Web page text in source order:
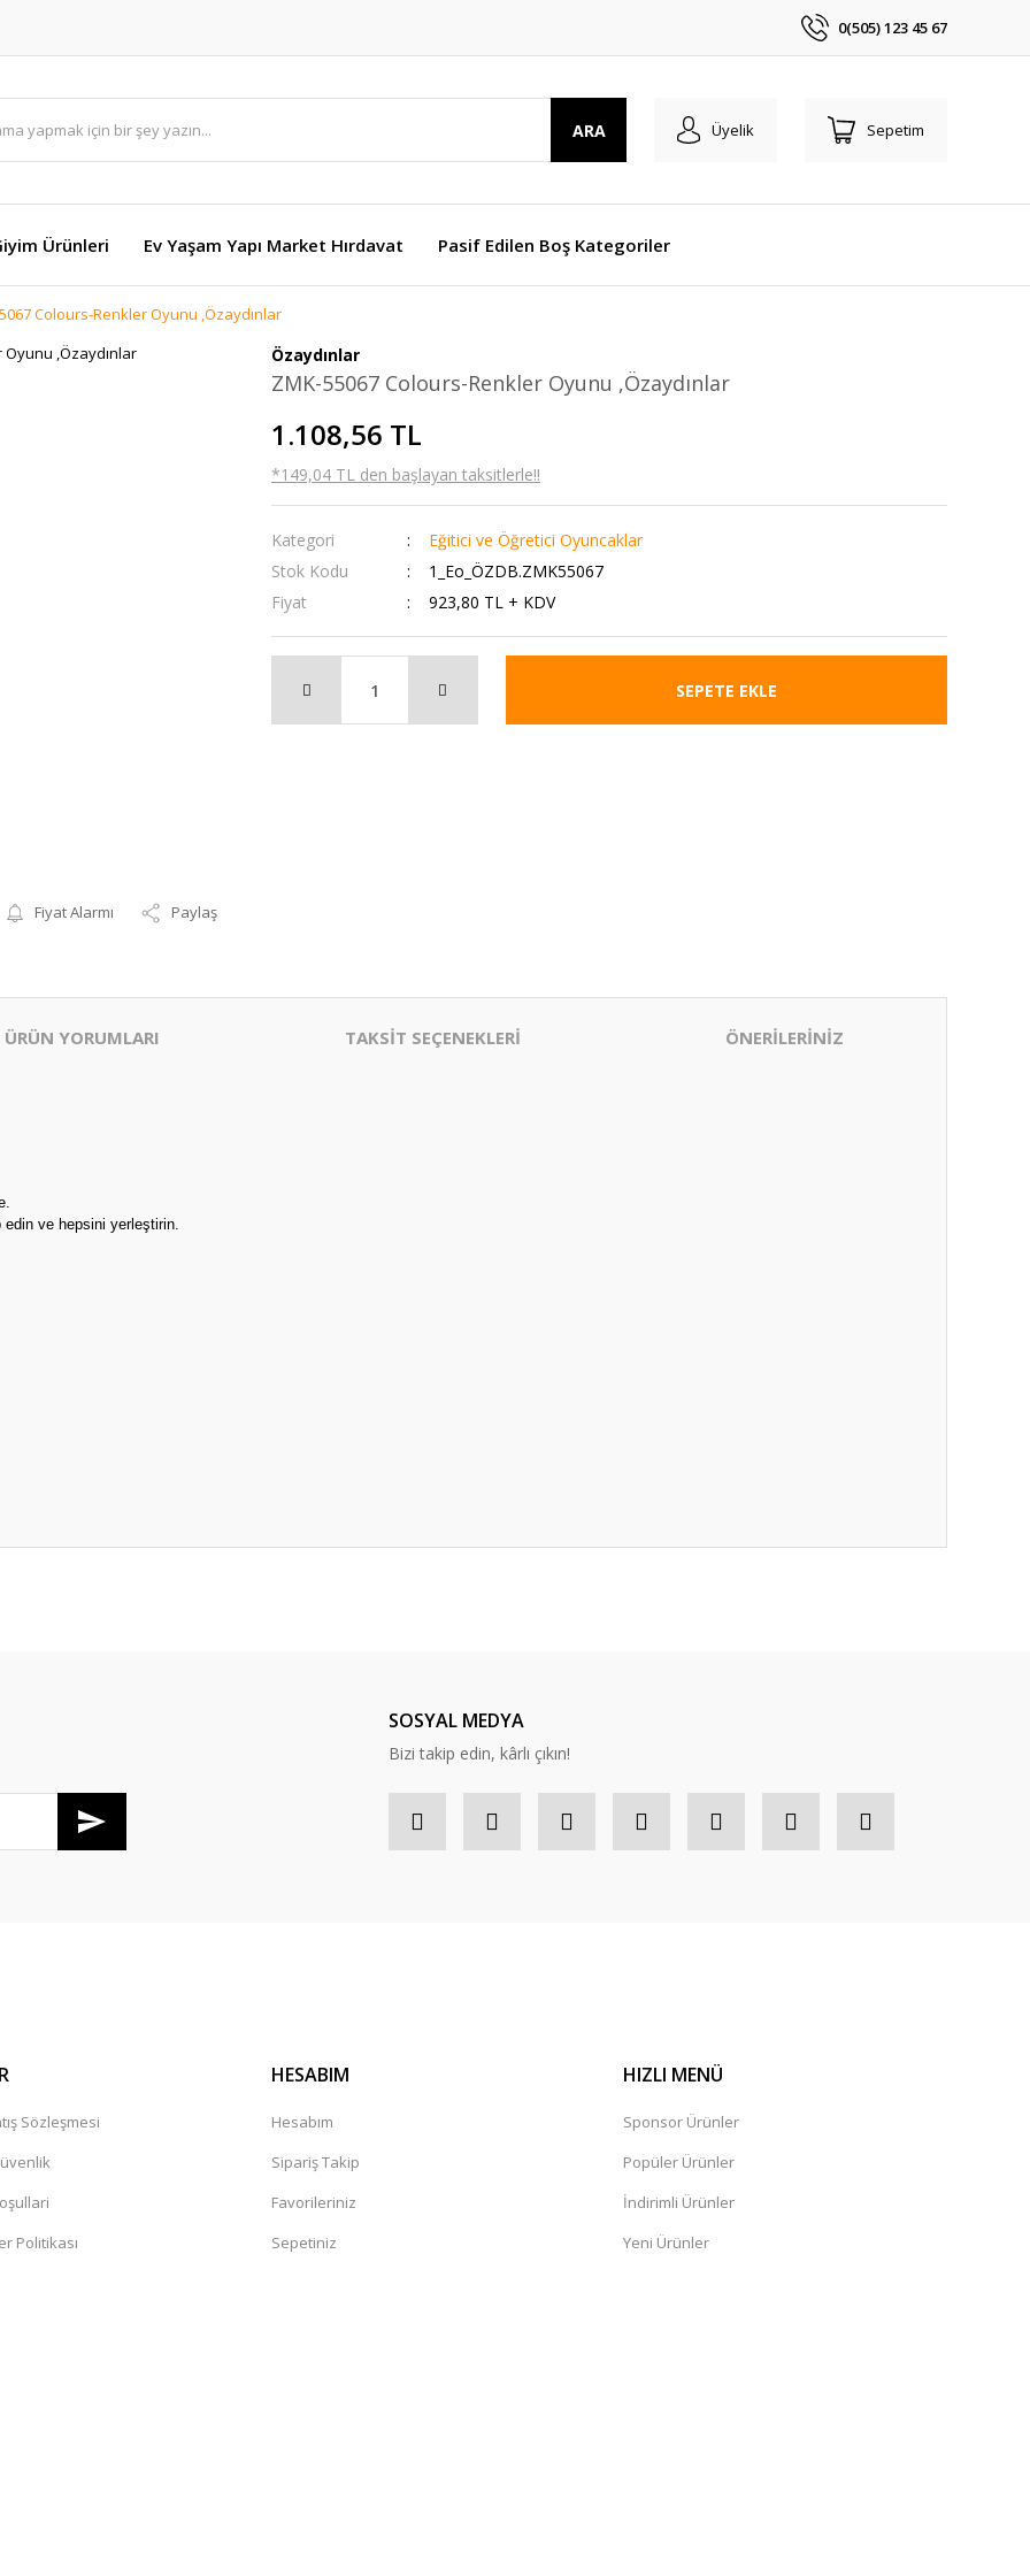
0(505) 123 45 67
ARA Üyelik Sepetim
Ürünleri Ev Yaşam Yapı Market Hırdavat Pasif Edilen Boş Kategoriler
Colours-Renkler Oyunu ,Özaydınlar
Fiyat Alarmı Paylaş
Özaydınlar
ZMK-55067 Colours-Renkler Oyunu ,Özaydınlar
1.108,56 TL
*149,04 TL den başlayan taksitlerle!!
Kategori
Eğitici ve Öğretici Oyuncaklar
Stok Kodu
1_Eo_ÖZDB.ZMK55067
Fiyat
923,80 TL + KDV
SEPETE EKLE
ÜRÜN YORUMLARI TAKSİT SEÇENEKLERİ ÖNERİLERİNİZ
edin ve hepsini yerleştirin.
SOSYAL MEDYA
Bizi takip edin, kârlı çıkın!
Sözleşmesi
Politikası
HESABIM
Hesabım
Sipariş Takip
Favorileriniz
Sepetiniz
HIZLI MENÜ
Sponsor Ürünler
Popüler Ürünler
İndirimli Ürünler
Yeni Ürünler